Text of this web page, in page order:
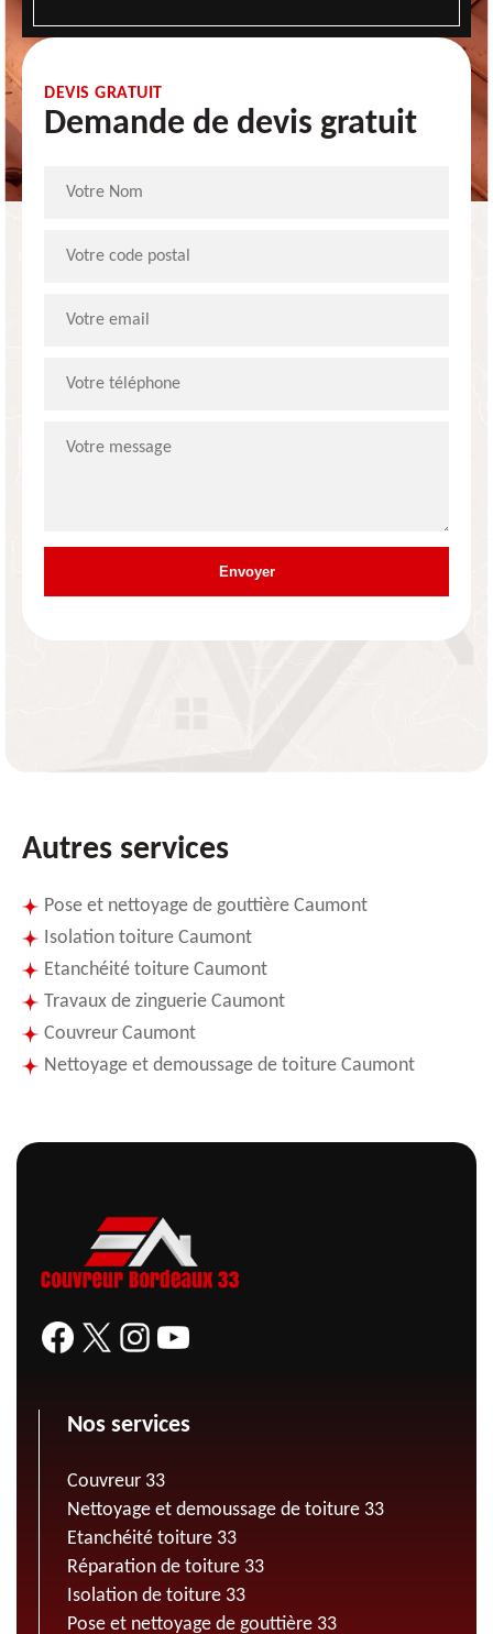
DEVIS GRATUIT
Demande de devis gratuit
Autres services
Pose et nettoyage de gouttière Caumont
Isolation toiture Caumont
Etanchéité toiture Caumont
Travaux de zinguerie Caumont
Couvreur Caumont
Nettoyage et demoussage de toiture Caumont
Nos services
Couvreur 33
Nettoyage et demoussage de toiture 33
Etanchéité toiture 33
Réparation de toiture 33
Isolation de toiture 33
Pose et nettoyage de gouttière 33